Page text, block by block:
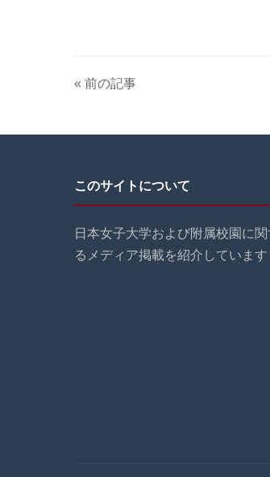
« 前の記事
このサイトについて
日本女子大学および附属校園に関
るメディア掲載を紹介しています